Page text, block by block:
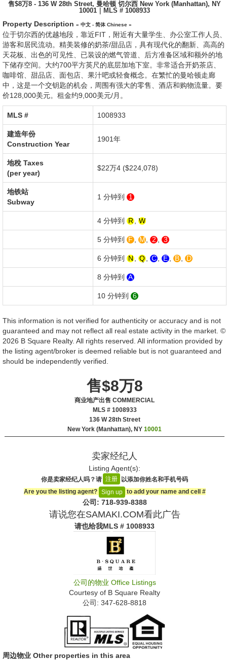
售$8万8 - 136 W 28th Street, 曼哈顿 切尔西 New York (Manhattan), NY
10001｜MLS # 1008933
Property Description « 中文 - 简体 Chinese »
位于切尔西的优越地段，靠近FIT，附近有大量学生、办公室工作人员、
游客和居民流动。精美装修的奶茶/甜品店，具有现代化的翻新、高高的
天花板、出色的可见性、已装设的燃气管道、后方准备区域和额外的地
下储存空间。大约700平方英尺的底层加地下室。非常适合开奶茶店、
咖啡馆、甜品店、面包店、果汁吧或轻食概念。在繁忙的曼哈顿走廊
中，这是一个交钥匙的机会，周围有强大的零售、酒店和购物流量。要
价128,000美元。租金约9,000美元/月。
MLS #‎ 1008933
建造年份
Construction Year
1901年
地稅 Taxes
(per year)
$22万4 ($224,078)
地铁站
Subway
1 分钟到 1
4 分钟到 R W
5 分钟到 F M 2 3
6 分钟到 N Q C E B D
8 分钟到 A
10 分钟到 6
This information is not verified for authenticity or accuracy and is not
guaranteed and may not reflect all real estate activity in the market. ©
2026 B Square Realty. All rights reserved. All information provided by
the listing agent/broker is deemed reliable but is not guaranteed and
should be independently verified.
售$8万8
商业地产出售 COMMERCIAL
MLS # 1008933
‎136 W 28th Street
New York (Manhattan), NY 10001
卖家经纪人
Listing Agent(s):‎
你是卖家经纪人吗？请 注册
以添加你姓名和手机号码
Are you the listing agent? Sign up to add your name and cell #‎
公司: ‍718-939-8388
请说您在SAMAKI.COM看此广告
请也给我MLS # 1008933
公司的物业 Office Listings
Courtesy of B Square Realty
公司: ‍347-628-8818
周边物业 Other properties in this area